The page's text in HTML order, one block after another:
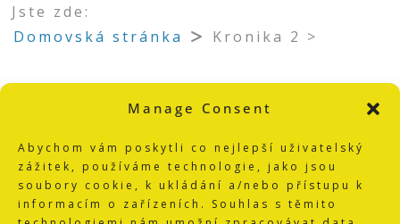
Manage Consent
Abychom vám poskytli co nejlepší uživatelský
zážitek, používáme technologie, jako jsou
soubory cookie, k ukládání a/nebo přístupu k
informacím o zařízeních. Souhlas s těmito
Jste zde:
Domovská stránka
Kronika 2 >
Kronika 2 >